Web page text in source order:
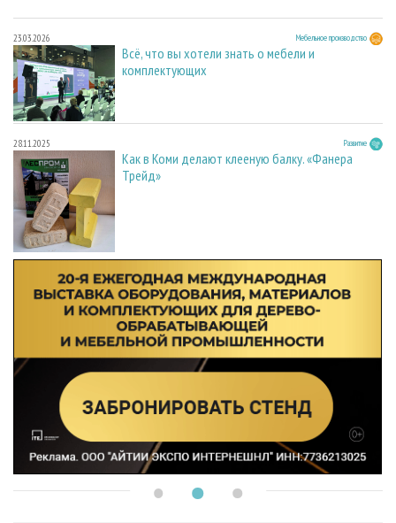
23.03.2026 Мебельное производство
Всё, что вы хотели знать о мебели и
комплектующих
28.11.2025 Развитие
Как в Коми делают клееную балку. «Фанера
Трейд»